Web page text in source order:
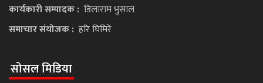
कार्यकारी सम्पादक : डिलाराम भुसाल
समाचार संयोजक : हरि घिमिरे
सोसल मिडिया